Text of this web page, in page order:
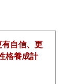
有自信、更
格養成計